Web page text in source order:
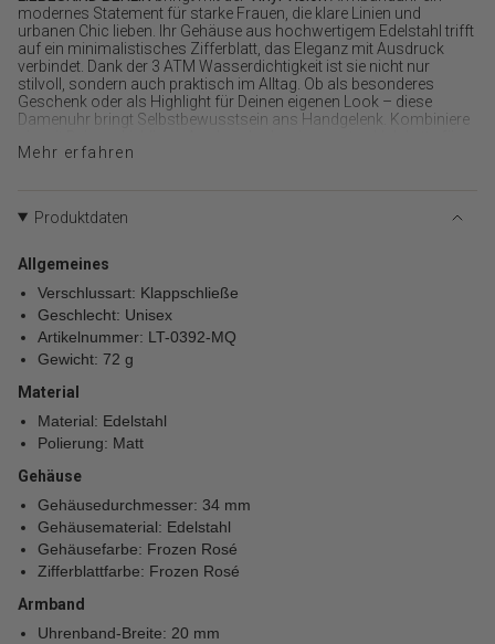
{{
product
}}
verringern",
"multiples_of"=>"Schritte
von
quantity
von
quantity
"maximum_of"=>"Maximum
von
{{
quantity
}}"}
modernes Statement für starke Frauen, die klare Linien und
urbanen Chic lieben. Ihr Gehäuse aus hochwertigem Edelstahl trifft
auf ein minimalistisches Zifferblatt, das Eleganz mit Ausdruck
verbindet. Dank der 3 ATM Wasserdichtigkeit ist sie nicht nur
stilvoll, sondern auch praktisch im Alltag. Ob als besonderes
Geschenk oder als Highlight für Deinen eigenen Look – diese
Damenuhr bringt Selbstbewusstsein ans Handgelenk. Kombiniere
Damen – und setze ein Fashion-Statement, das Deine Individualität
Mehr erfahren
Produktdaten
Allgemeines
Verschlussart: Klappschließe
Geschlecht: Unisex
Artikelnummer: LT-0392-MQ
Gewicht: 72 g
Material
Material: Edelstahl
Polierung: Matt
Gehäuse
Gehäusedurchmesser: 34 mm
Gehäusematerial: Edelstahl
Gehäusefarbe: Frozen Rosé
Zifferblattfarbe: Frozen Rosé
Armband
Uhrenband-Breite: 20 mm